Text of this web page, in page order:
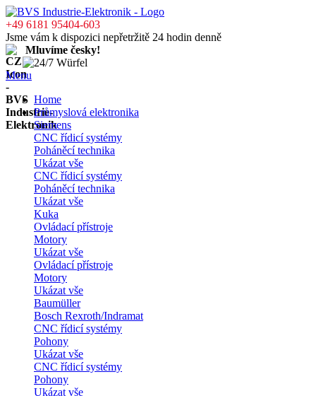
+49 6181 95404-603
Jsme vám k dispozici nepřetržitě 24 hodin denně
Mluvíme česky!
Menu
Home
Průmyslová elektronika
Siemens
CNC řídicí systémy
Poháněcí technika
Ukázat vše
CNC řídicí systémy
Poháněcí technika
Ukázat vše
Kuka
Ovládací přístroje
Motory
Ukázat vše
Ovládací přístroje
Motory
Ukázat vše
Baumüller
Bosch Rexroth/Indramat
CNC řídicí systémy
Pohony
Ukázat vše
CNC řídicí systémy
Pohony
Ukázat vše